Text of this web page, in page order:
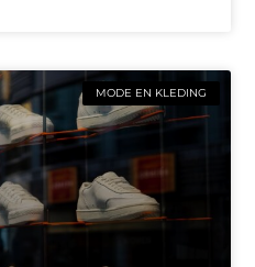
MODE EN KLEDING